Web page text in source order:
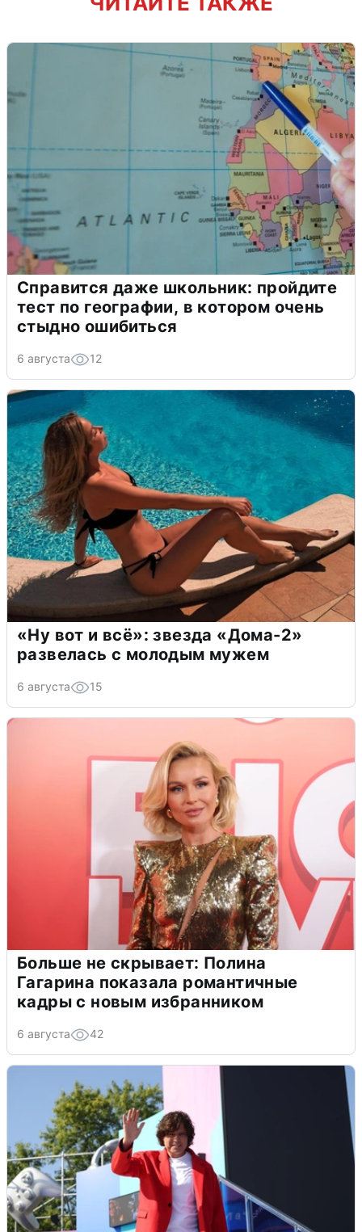
Справится даже школьник: пройдите
тест по географии, в котором очень
стыдно ошибиться
6 августа 12
«Ну вот и всё»: звезда «Дома-2»
развелась с молодым мужем
6 августа 15
Больше не скрывает: Полина
Гагарина показала романтичные
кадры с новым избранником
6 августа 42